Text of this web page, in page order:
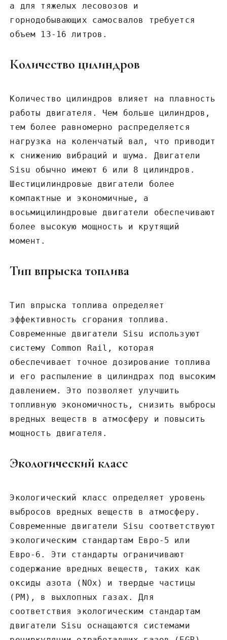
а для тяжелых лесовозов и
горнодобывающих самосвалов требуется
объем 13-16 литров.
Количество цилиндров
Количество цилиндров влияет на плавность
работы двигателя. Чем больше цилиндров‚
тем более равномерно распределяется
нагрузка на коленчатый вал‚ что приводит
к снижению вибраций и шума. Двигатели
Sisu обычно имеют 6 или 8 цилиндров.
Шестицилиндровые двигатели более
компактные и экономичные‚ а
восьмицилиндровые двигатели обеспечивают
более высокую мощность и крутящий
момент.
Тип впрыска топлива
Тип впрыска топлива определяет
эффективность сгорания топлива.
Современные двигатели Sisu используют
систему Common Rail‚ которая
обеспечивает точное дозирование топлива
и его распыление в цилиндрах под высоким
давлением. Это позволяет улучшить
топливную экономичность‚ снизить выбросы
вредных веществ в атмосферу и повысить
мощность двигателя.
Экологический класс
Экологический класс определяет уровень
выбросов вредных веществ в атмосферу.
Современные двигатели Sisu соответствуют
экологическим стандартам Евро-5 или
Евро-6. Эти стандарты ограничивают
содержание вредных веществ‚ таких как
оксиды азота (NOx) и твердые частицы
(PM)‚ в выхлопных газах. Для
соответствия экологическим стандартам
двигатели Sisu оснащаются системами